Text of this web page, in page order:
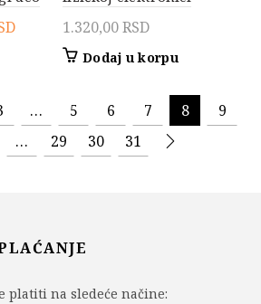
Trenutna1.320,00RSD
Dodaj u korpu
… 5 6 7 8
9
… 29 30 31
platiti na sledeće načine: